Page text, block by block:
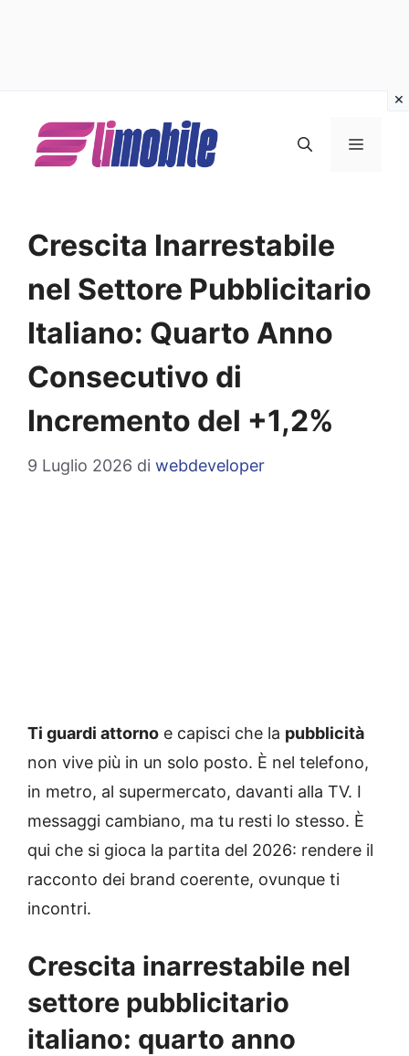
contenuto
MENU
Crescita Inarrestabile
nel Settore Pubblicitario
Italiano: Quarto Anno
Consecutivo di
Incremento del +1,2%
9 Luglio 2026 di webdeveloper
Ti guardi attorno e capisci che la pubblicità
non vive più in un solo posto. È nel telefono,
in metro, al supermercato, davanti alla TV. I
messaggi cambiano, ma tu resti lo stesso. È
qui che si gioca la partita del 2026: rendere il
racconto dei brand coerente, ovunque ti
incontri.
Crescita inarrestabile nel
settore pubblicitario
italiano: quarto anno